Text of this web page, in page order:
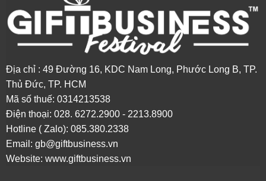
Địa chỉ : 49 Đường 16, KDC Nam Long, Phước Long B, TP.
Thủ Đức, TP. HCM
Mã số thuế: 0314213538
Điện thoại: 028. 6272.2900 - 2213.8900
Hotline ( Zalo): 085.380.2338
Email: gb@giftbusiness.vn
Website: www.giftbusiness.vn